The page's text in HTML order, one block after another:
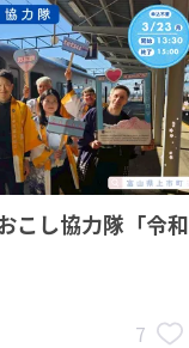
こし協力隊「令和
7